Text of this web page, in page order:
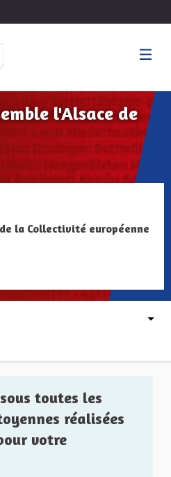
l'Alsace de
la Collectivité européenne
toutes les
réalisées
votre